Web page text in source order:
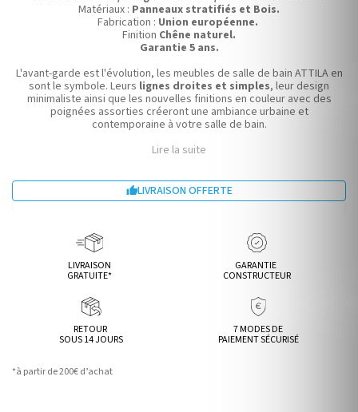
Matériaux : Panneaux stratifiés et Bois.
Fabrication : Union européenne.
Finition Chêne naturel.
Garantie 5 ans.
L'avant-garde est l'évolution, les meubles de salle de bain ATTILA en
sont le symbole. Leurs lignes droites et simples, leur design
minimaliste ainsi que les nouvelles finitions en couleur avec des
poignées assorties créeront une ambiance urbaine et
contemporaine à votre salle de bain.
Lire la suite
LIVRAISON OFFERTE
LIVRAISON
GRATUITE*
GARANTIE
CONSTRUCTEUR
RETOUR
SOUS 14 JOURS
7 MODES DE
PAIEMENT SÉCURISÉ
*à partir de 200€ d’achat